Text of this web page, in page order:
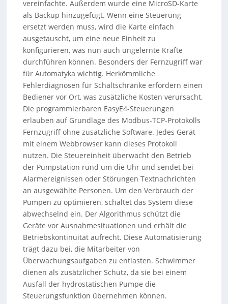
vereinfachte. Außerdem wurde eine MicroSD-Karte
als Backup hinzugefügt. Wenn eine Steuerung
ersetzt werden muss, wird die Karte einfach
ausgetauscht, um eine neue Einheit zu
konfigurieren, was nun auch ungelernte Kräfte
durchführen können. Besonders der Fernzugriff war
für Automatyka wichtig. Herkömmliche
Fehlerdiagnosen für Schaltschränke erfordern einen
Bediener vor Ort, was zusätzliche Kosten verursacht.
Die programmierbaren EasyE4-Steuerungen
erlauben auf Grundlage des Modbus-TCP-Protokolls
Fernzugriff ohne zusätzliche Software. Jedes Gerät
mit einem Webbrowser kann dieses Protokoll
nutzen. Die Steuereinheit überwacht den Betrieb
der Pumpstation rund um die Uhr und sendet bei
Alarmereignissen oder Störungen Textnachrichten
an ausgewählte Personen. Um den Verbrauch der
Pumpen zu optimieren, schaltet das System diese
abwechselnd ein. Der Algorithmus schützt die
Geräte vor Ausnahmesituationen und erhält die
Betriebskontinuität aufrecht. Diese Automatisierung
trägt dazu bei, die Mitarbeiter von
Überwachungsaufgaben zu entlasten. Schwimmer
dienen als zusätzlicher Schutz, da sie bei einem
Ausfall der hydrostatischen Pumpe die
Steuerungsfunktion übernehmen können.